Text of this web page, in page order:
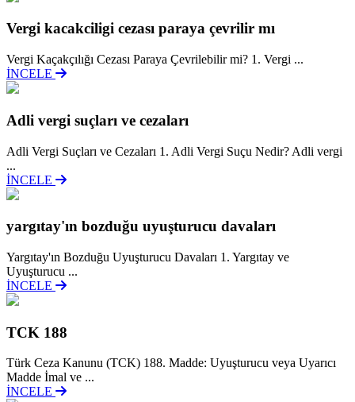
Vergi kacakciligi cezası paraya çevrilir mı
Vergi Kaçakçılığı Cezası Paraya Çevrilebilir mi? 1. Vergi ...
İNCELE
Adli vergi suçları ve cezaları
Adli Vergi Suçları ve Cezaları 1. Adli Vergi Suçu Nedir? Adli vergi
...
İNCELE
yargıtay'ın bozduğu uyuşturucu davaları
Yargıtay'ın Bozduğu Uyuşturucu Davaları 1. Yargıtay ve
Uyuşturucu ...
İNCELE
TCK 188
Türk Ceza Kanunu (TCK) 188. Madde: Uyuşturucu veya Uyarıcı
Madde İmal ve ...
İNCELE